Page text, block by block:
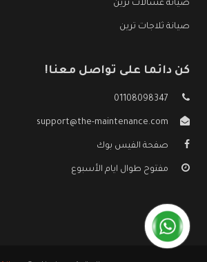
صيانة غسالات ترين
صيانة ثلاجات ترين
كن دائما على تواصل معنا!
01108098347
support@the-maintenance.com
صفحة الفيس بوك
مفتوح طوال ايام الأسبوع